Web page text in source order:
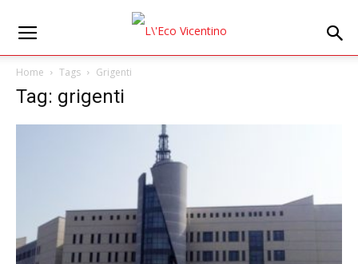
Home Tags Grigenti
Tag: grigenti